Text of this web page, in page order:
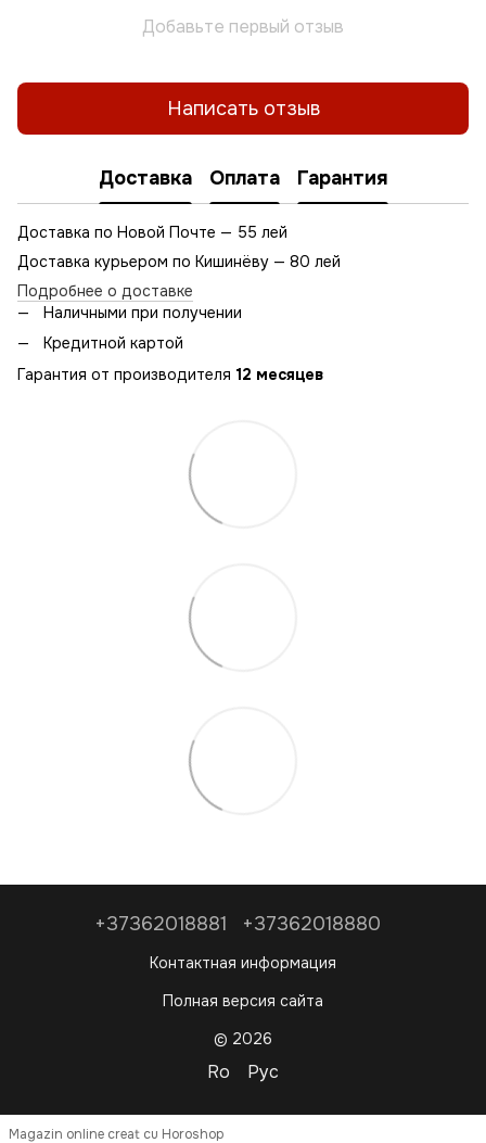
Добавьте первый отзыв
Написать отзыв
Доставка Оплата Гарантия
Доставка по Новой Почте — 55 лей
Доставка курьером по Кишинёву — 80 лей
Подробнее о доставке
Наличными при получении
Кредитной картой
Гарантия от производителя 12 месяцев
+37362018881 +37362018880
Контактная информация
Полная версия сайта
© 2026
Ro Рус
Magazin online creat cu Horoshop